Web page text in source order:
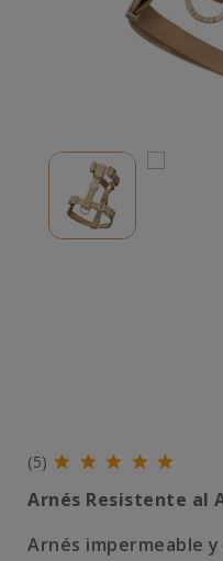
(5)
Arnés Resistente al
Arnés impermeable